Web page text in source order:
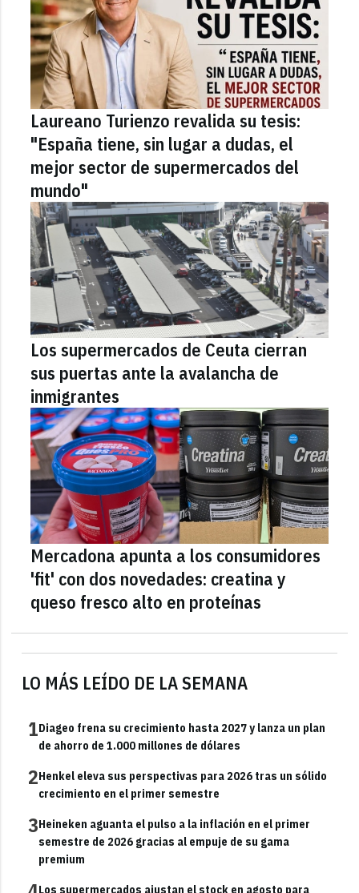
LO MÁS LEÍDO DE LA SEMANA
1Diageo frena su crecimiento hasta 2027 y lanza un plan
de ahorro de 1.000 millones de dólares
2Henkel eleva sus perspectivas para 2026 tras un sólido
crecimiento en el primer semestre
3Heineken aguanta el pulso a la inflación en el primer
semestre de 2026 gracias al empuje de su gama
premium
Los supermercados ajustan el stock en agosto para
Laureano Turienzo revalida su tesis:
"España tiene, sin lugar a dudas, el
mejor sector de supermercados del
mundo"
Los supermercados de Ceuta cierran
sus puertas ante la avalancha de
inmigrantes
Mercadona apunta a los consumidores
'fit' con dos novedades: creatina y
queso fresco alto en proteínas